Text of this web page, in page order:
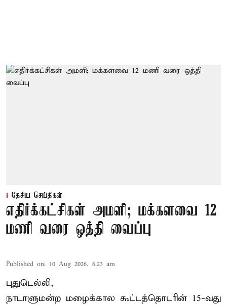
தேசிய செய்திகள்
எதிர்க்கட்சிகள் அமளி; மக்களவை 12
மணி வரை ஒத்தி வைப்பு
Published on: 10 Aug 2026, 6:23 am
புதுடெல்லி,
நாடாளுமன்ற மழைக்கால கூட்டத்தொடரின் 15-வது